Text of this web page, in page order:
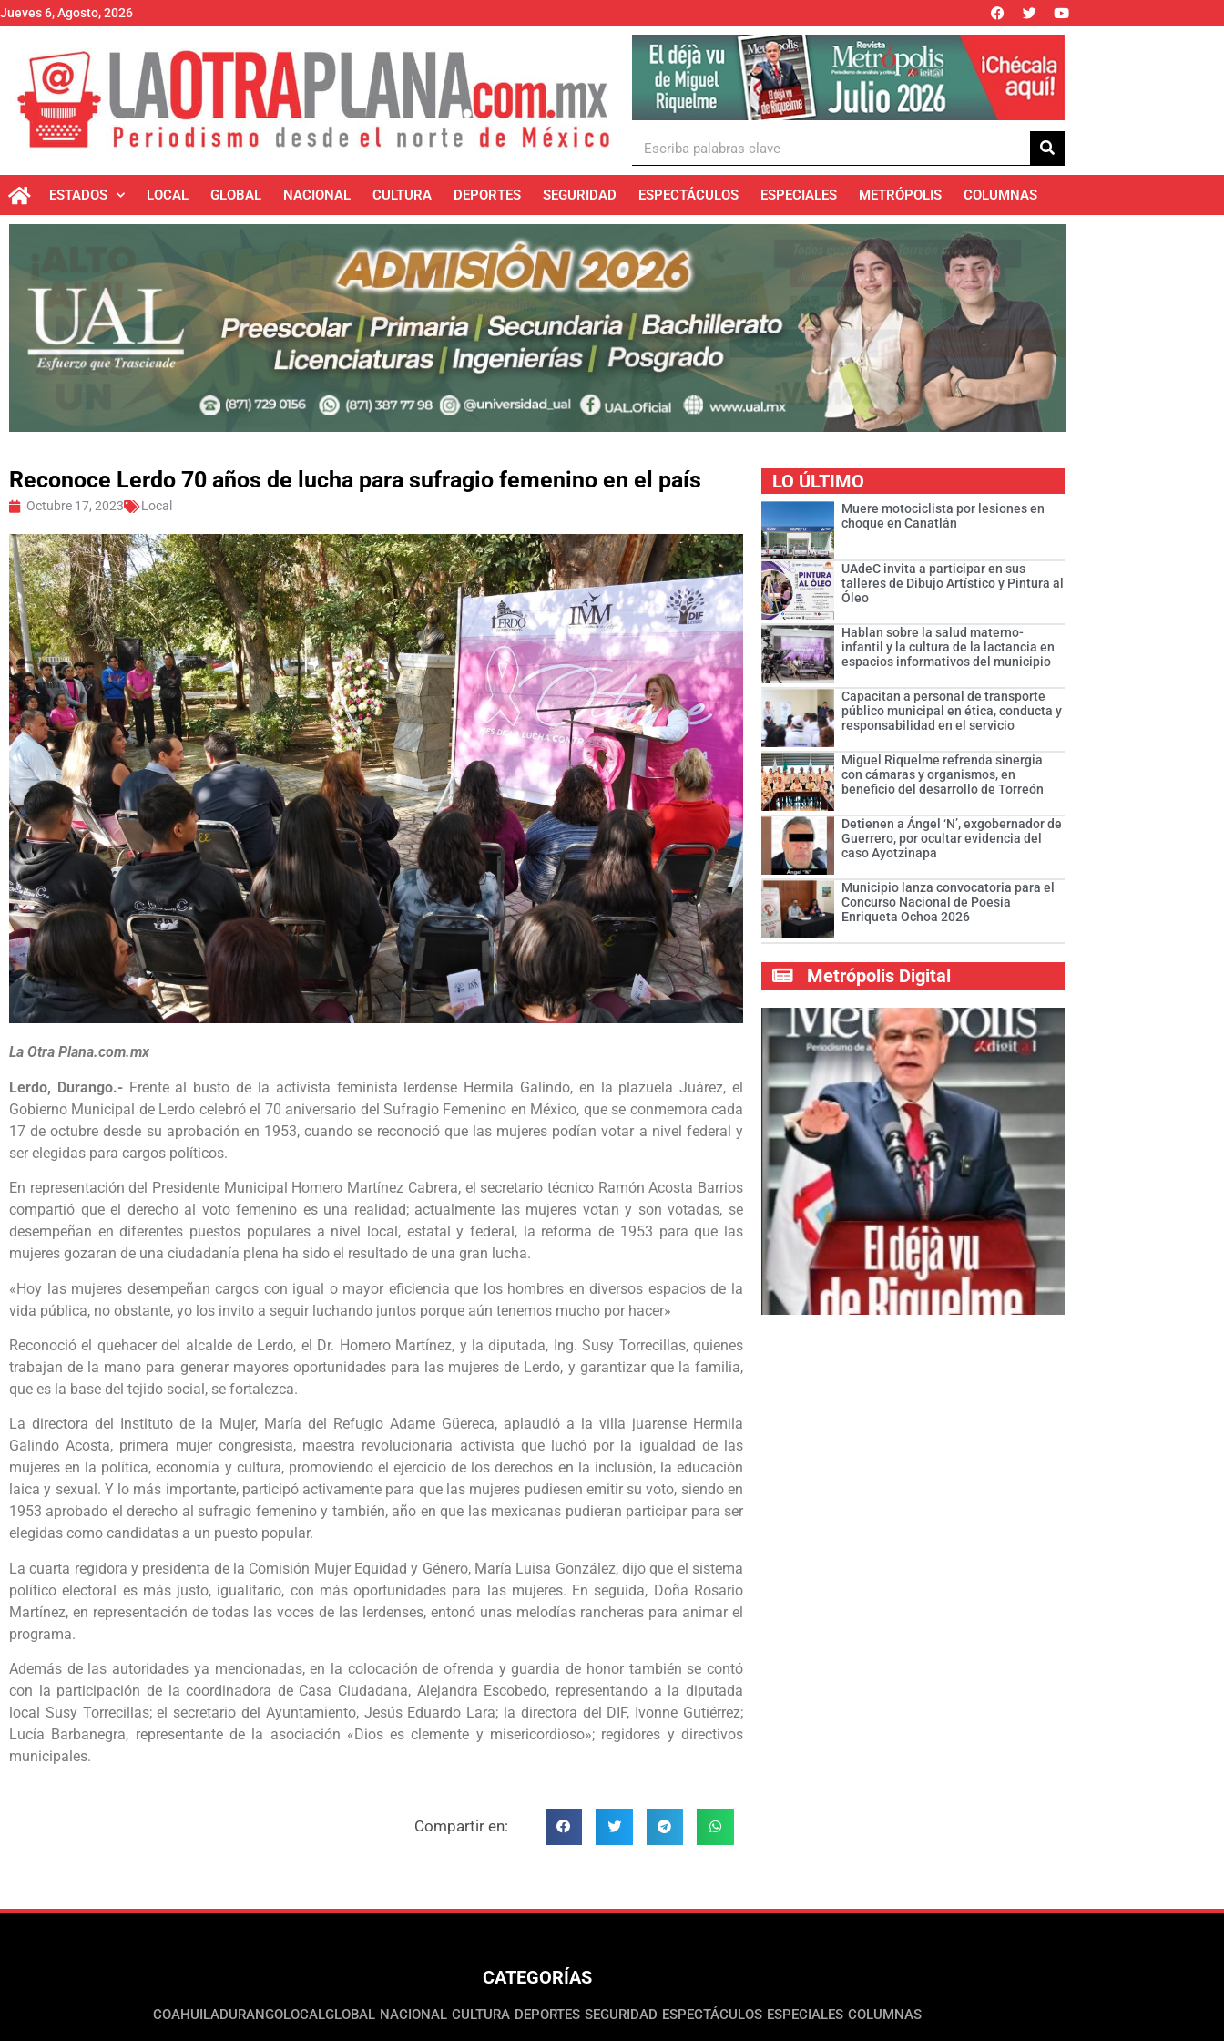
Jueves 6, Agosto, 2026
ESTADOS LOCAL GLOBAL NACIONAL CULTURA DEPORTES SEGURIDAD ESPECTÁCULOS ESPECIALES METRÓPOLIS COLUMNAS
Reconoce Lerdo 70 años de lucha para sufragio femenino en el país
Octubre 17, 2023 Local
La Otra Plana.com.mx
Lerdo, Durango.- Frente al busto de la activista feminista lerdense Hermila Galindo, en la plazuela Juárez, el
Gobierno Municipal de Lerdo celebró el 70 aniversario del Sufragio Femenino en México, que se conmemora cada
17 de octubre desde su aprobación en 1953, cuando se reconoció que las mujeres podían votar a nivel federal y
ser elegidas para cargos políticos.
En representación del Presidente Municipal Homero Martínez Cabrera, el secretario técnico Ramón Acosta Barrios
compartió que el derecho al voto femenino es una realidad; actualmente las mujeres votan y son votadas, se
desempeñan en diferentes puestos populares a nivel local, estatal y federal, la reforma de 1953 para que las
mujeres gozaran de una ciudadanía plena ha sido el resultado de una gran lucha.
«Hoy las mujeres desempeñan cargos con igual o mayor eficiencia que los hombres en diversos espacios de la
vida pública, no obstante, yo los invito a seguir luchando juntos porque aún tenemos mucho por hacer»
Reconoció el quehacer del alcalde de Lerdo, el Dr. Homero Martínez, y la diputada, Ing. Susy Torrecillas, quienes
trabajan de la mano para generar mayores oportunidades para las mujeres de Lerdo, y garantizar que la familia,
que es la base del tejido social, se fortalezca.
La directora del Instituto de la Mujer, María del Refugio Adame Güereca, aplaudió a la villa juarense Hermila
Galindo Acosta, primera mujer congresista, maestra revolucionaria activista que luchó por la igualdad de las
mujeres en la política, economía y cultura, promoviendo el ejercicio de los derechos en la inclusión, la educación
laica y sexual. Y lo más importante, participó activamente para que las mujeres pudiesen emitir su voto, siendo en
1953 aprobado el derecho al sufragio femenino y también, año en que las mexicanas pudieran participar para ser
elegidas como candidatas a un puesto popular.
La cuarta regidora y presidenta de la Comisión Mujer Equidad y Género, María Luisa González, dijo que el sistema
político electoral es más justo, igualitario, con más oportunidades para las mujeres. En seguida, Doña Rosario
Martínez, en representación de todas las voces de las lerdenses, entonó unas melodías rancheras para animar el
programa.
Además de las autoridades ya mencionadas, en la colocación de ofrenda y guardia de honor también se contó
con la participación de la coordinadora de Casa Ciudadana, Alejandra Escobedo, representando a la diputada
local Susy Torrecillas; el secretario del Ayuntamiento, Jesús Eduardo Lara; la directora del DIF, Ivonne Gutiérrez;
Lucía Barbanegra, representante de la asociación «Dios es clemente y misericordioso»; regidores y directivos
municipales.
Compartir en:
LO ÚLTIMO
Muere motociclista por lesiones en
choque en Canatlán
UAdeC invita a participar en sus
talleres de Dibujo Artístico y Pintura al
Óleo
Hablan sobre la salud materno-
infantil y la cultura de la lactancia en
espacios informativos del municipio
Capacitan a personal de transporte
público municipal en ética, conducta y
responsabilidad en el servicio
Miguel Riquelme refrenda sinergia
con cámaras y organismos, en
beneficio del desarrollo de Torreón
Detienen a Ángel ‘N’, exgobernador de
Guerrero, por ocultar evidencia del
caso Ayotzinapa
Municipio lanza convocatoria para el
Concurso Nacional de Poesía
Enriqueta Ochoa 2026
Metrópolis Digital
CATEGORÍAS
COAHUILADURANGOLOCALGLOBAL NACIONAL CULTURA DEPORTES SEGURIDAD ESPECTÁCULOS ESPECIALES COLUMNAS